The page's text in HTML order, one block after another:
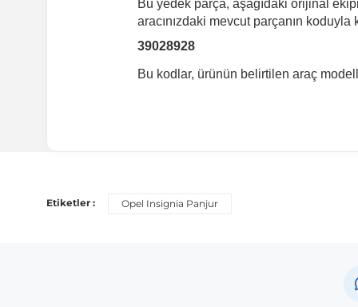
Bu yedek parça, aşağıdaki orijinal
aracınızdaki mevcut parçanın koduyla
39028928
Bu kodlar, ürünün belirtilen araç
Araç üreticileri aynı model yılı içerisinde farklı
Etiketler : Opel Insignia Panjur